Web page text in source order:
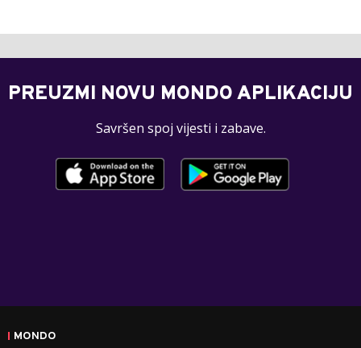
PREUZMI NOVU MONDO APLIKACIJU
Savršen spoj vijesti i zabave.
MONDO